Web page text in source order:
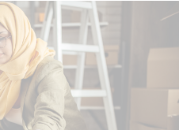
90
regímenes
de
pago
nacionales⁴,
incluidos
más
de